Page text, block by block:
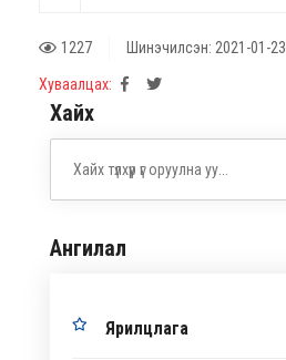
1227 Шинэчилсэн: 2021-01-23
Хуваалцах:
Хайх
Ангилал
Ярилцлага